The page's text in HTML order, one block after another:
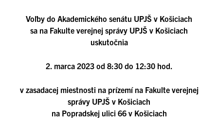
Voľby do Akademického senátu UPJŠ v Košiciach
sa na Fakulte verejnej správy UPJŠ v Košiciach
uskutočnia
2. marca 2023 od 8:30 do 12:30 hod.
v zasadacej miestnosti na prízemí na Fakulte verejnej
správy UPJŠ v Košiciach
na Popradskej ulici 66 v Košiciach